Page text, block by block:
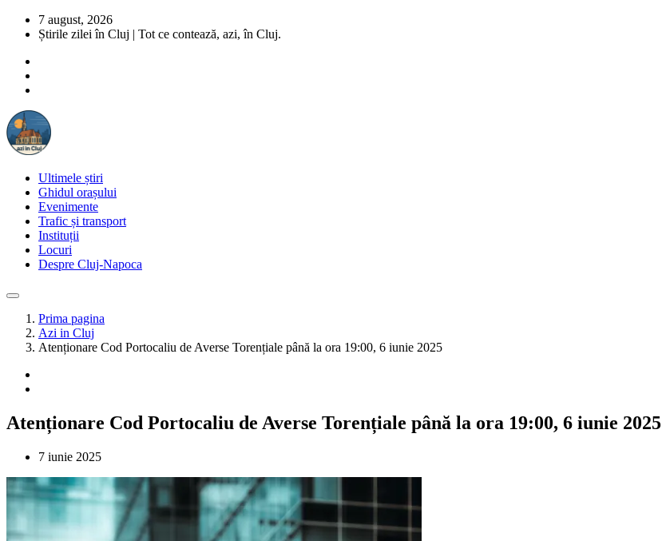
7 august, 2026
Știrile zilei în Cluj | Tot ce contează, azi, în Cluj.
Ultimele știri
Ghidul orașului
Evenimente
Trafic și transport
Instituții
Locuri
Despre Cluj-Napoca
Prima pagina
Azi in Cluj
Atenționare Cod Portocaliu de Averse Torențiale până la ora 19:00, 6 iunie 2025
Atenționare Cod Portocaliu de Averse Torențiale până la ora 19:00, 6 iunie 2025
7 iunie 2025